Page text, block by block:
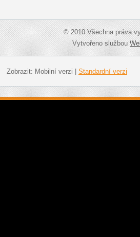
© 2010 Všechna práva
Vytvořeno službou
Zobrazit: Mobilní verzi Standardní verzi